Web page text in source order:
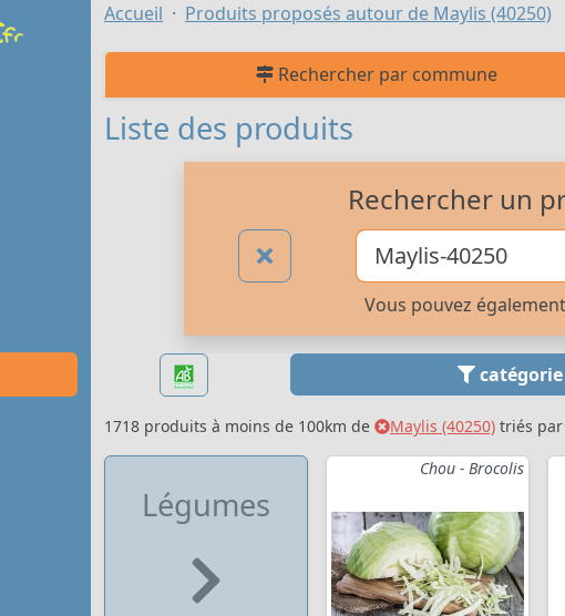
Accueil Produits proposés autour de Maylis (40250)
Rechercher par commune
Liste des produits
Rechercher un
Vous pouvez
catégorie
1718 produits à moins de 100km de Maylis (40250) triés
Légumes
Chou - Brocolis